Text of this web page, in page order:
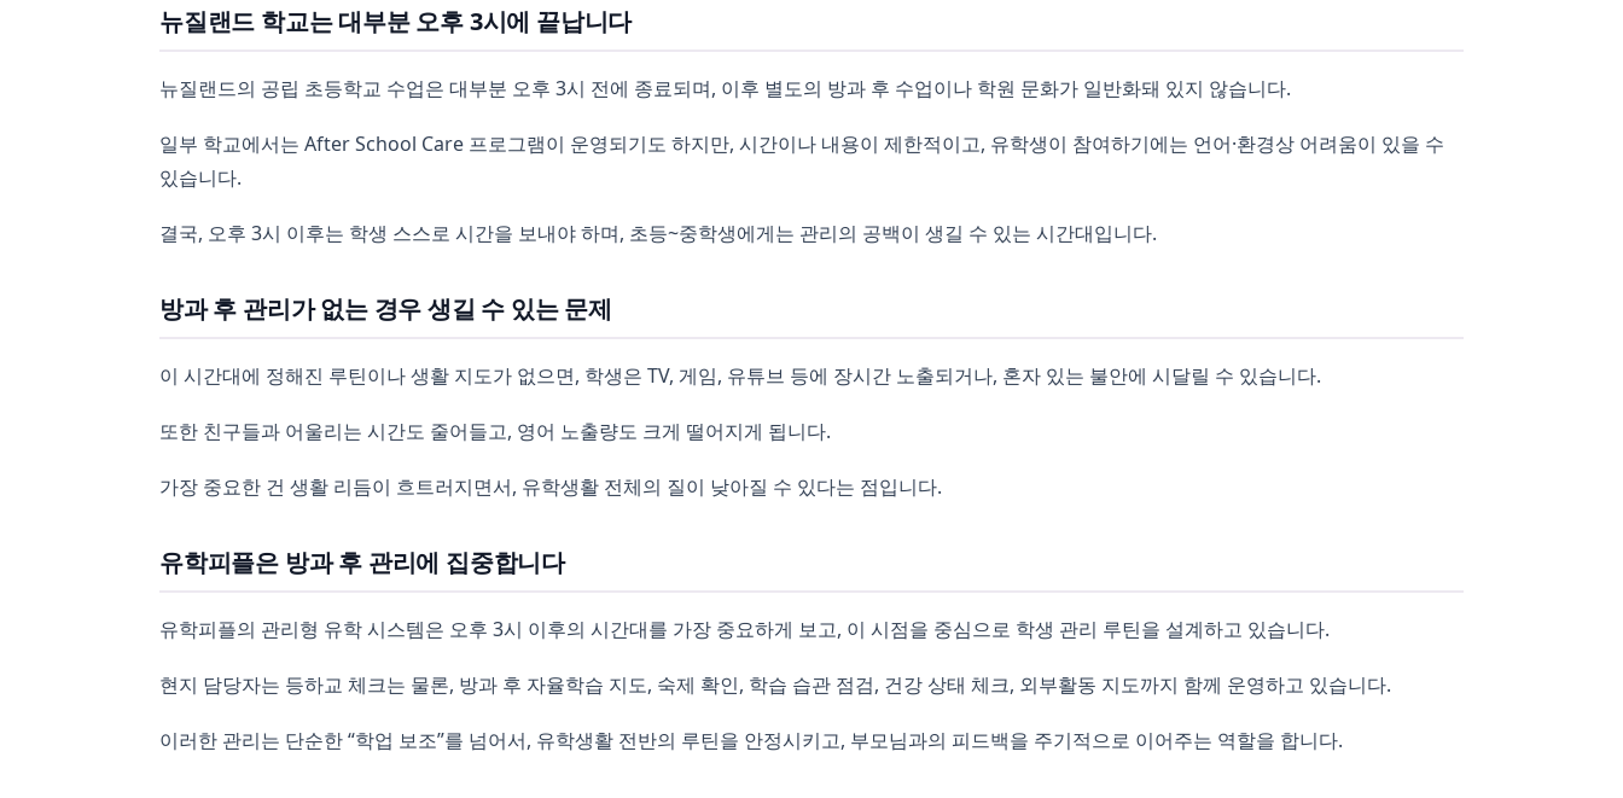
뉴질랜드 학교는 대부분 오후 3시에 끝납니다
뉴질랜드의 공립 초등학교 수업은 대부분 오후 3시 전에 종료되며, 이후 별도의 방과 후 수업이나 학원 문화가 일반화돼 있지 않습니다.
일부 학교에서는 After School Care 프로그램이 운영되기도 하지만, 시간이나 내용이 제한적이고, 유학생이 참여하기에는 언어·환경상 어려움이 있을 수
있습니다.
결국, 오후 3시 이후는 학생 스스로 시간을 보내야 하며, 초등~중학생에게는 관리의 공백이 생길 수 있는 시간대입니다.
방과 후 관리가 없는 경우 생길 수 있는 문제
이 시간대에 정해진 루틴이나 생활 지도가 없으면, 학생은 TV, 게임, 유튜브 등에 장시간 노출되거나, 혼자 있는 불안에 시달릴 수 있습니다.
또한 친구들과 어울리는 시간도 줄어들고, 영어 노출량도 크게 떨어지게 됩니다.
가장 중요한 건 생활 리듬이 흐트러지면서, 유학생활 전체의 질이 낮아질 수 있다는 점입니다.
유학피플은 방과 후 관리에 집중합니다
유학피플의 관리형 유학 시스템은 오후 3시 이후의 시간대를 가장 중요하게 보고, 이 시점을 중심으로 학생 관리 루틴을 설계하고 있습니다.
현지 담당자는 등하교 체크는 물론, 방과 후 자율학습 지도, 숙제 확인, 학습 습관 점검, 건강 상태 체크, 외부활동 지도까지 함께 운영하고 있습니다.
이러한 관리는 단순한 “학업 보조”를 넘어서, 유학생활 전반의 루틴을 안정시키고, 부모님과의 피드백을 주기적으로 이어주는 역할을 합니다.